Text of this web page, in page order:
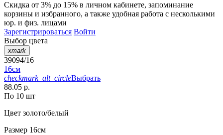
Скидка от 3% до 15% в личном кабинете, запоминание
корзины и избранного, а также удобная работа с несколькими
юр. и физ. лицами
Зарегистрироваться Войти
Выбор цвета
xmark
39094/16
16см
checkmark_alt_circleВыбрать
88.05 р.
По 10 шт
Цвет золото/белый
Размер 16см